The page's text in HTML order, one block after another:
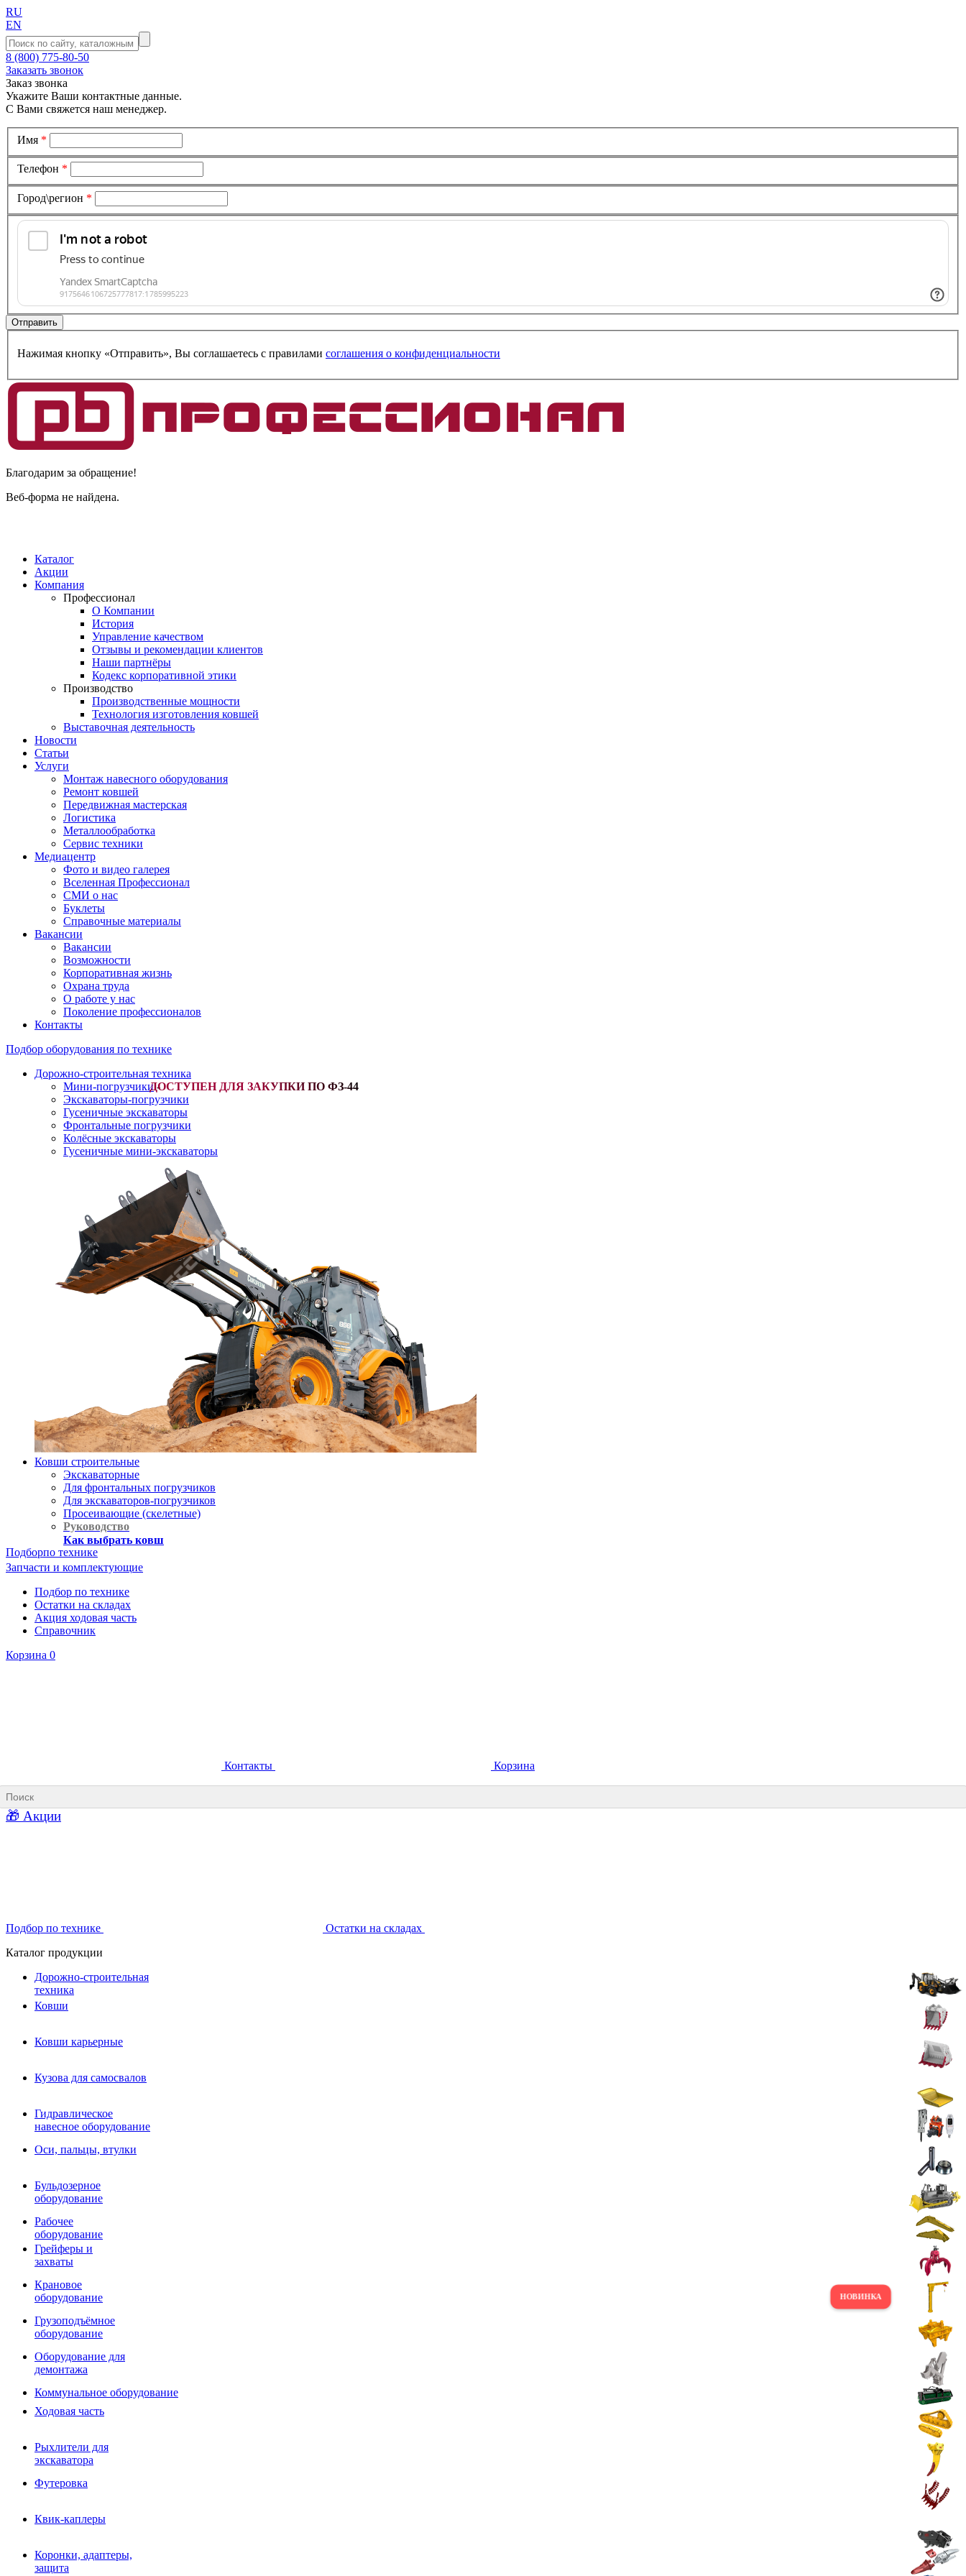
RU
EN
8 (800) 775-80-50
Заказать звонок
Заказ звонка
Укажите Ваши контактные данные.
С Вами свяжется наш менеджер.
Имя *
Телефон *
Город\регион *
Нажимая кнопку «Отправить», Вы соглашаетесь c правилами соглашения о конфиденциальности
Благодарим за обращение!
Веб-форма не найдена.
Каталог
Акции
Компания
Профессионал
О Компании
История
Управление качеством
Отзывы и рекомендации клиентов
Наши партнёры
Кодекс корпоративной этики
Производство
Производственные мощности
Технология изготовления ковшей
Выставочная деятельность
Новости
Статьи
Услуги
Монтаж навесного оборудования
Ремонт ковшей
Передвижная мастерская
Логистика
Металлообработка
Сервис техники
Медиацентр
Фото и видео галерея
Вселенная Профессионал
СМИ о нас
Буклеты
Справочные материалы
Вакансии
Вакансии
Возможности
Корпоративная жизнь
Охрана труда
О работе у нас
Поколение профессионалов
Контакты
Подбор оборудования по технике
Дорожно-строительная техника
Мини-погрузчики-
Экскаваторы-погрузчики
Гусеничные экскаваторы
Фронтальные погрузчики
Колёсные экскаваторы
Гусеничные мини-экскаваторы
Ковши строительные
Экскаваторные
Для фронтальных погрузчиков
Для экскаваторов-погрузчиков
Просеивающие (скелетные)
Руководство
Как выбрать ковш
Ковши для фронтальных погрузчиков
Гидравлическое навесное
оборудование
Гидробуры и шнеки
Вибротрамбовки
Навесные дорожные фрезы
Виброрипперы
Ковши дробильные щековые
Ковши дробильные роторные
Сортировочные ковши барабанные
Сортировочные ковши вальцовые
Фрезы роторные
Фрезы дисковые
Траншеекопатели
Просеивающие ковши для фронтальных погрузчиков
Распределители асфальта
Переходные плиты
Гидроразводка
РВД
Сваерезки
Как выбрать гидромолот
Подборпо технике
Запчасти и комплектующие
Подбор по технике
Остатки на складах
Акция ходовая часть
Справочник
Корзина 0
Контакты Корзина
🎁 Акции
Подбор по технике
Остатки на складах
Каталог продукции
Дорожно-строительная
техника
Ковши
Ковши карьерные
Кузова для самосвалов
Гидравлическое
навесное оборудование
Оси, пальцы, втулки
Бульдозерное
оборудование
Рабочее
оборудование
Грейферы и
захваты
Крановое
оборудование
Грузоподъёмное
оборудование
Оборудование для
демонтажа
Коммунальное оборудование
Ходовая часть
Рыхлители для
экскаватора
Футеровка
Квик-каплеры
Коронки, адаптеры,
защита